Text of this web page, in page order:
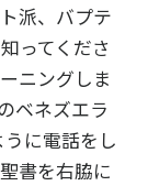
派、バプテ
ってくださ
ニングしま
ベネズエラ
に電話をし
書を右脇に